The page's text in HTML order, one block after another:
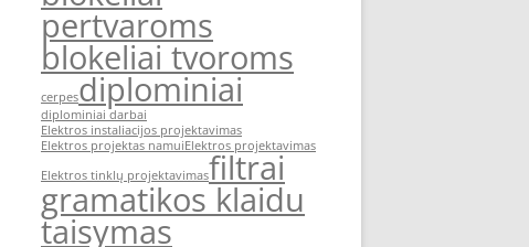
pertvaroms
blokeliai tvoroms
cerpesdiplominiai
diplominiai darbai
Elektros instaliacijos projektavimas
Elektros projektas namuiElektros projektavimas
Elektros tinklų projektavimasfiltrai
gramatikos klaidu
taisymas